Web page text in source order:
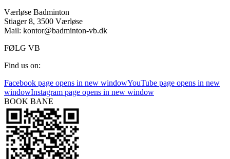
Værløse Badminton
Stiager 8, 3500 Værløse
Mail: kontor@badminton-vb.dk
FØLG VB
Find us on:
Facebook page opens in new windowYouTube page opens in new
windowInstagram page opens in new window
BOOK BANE